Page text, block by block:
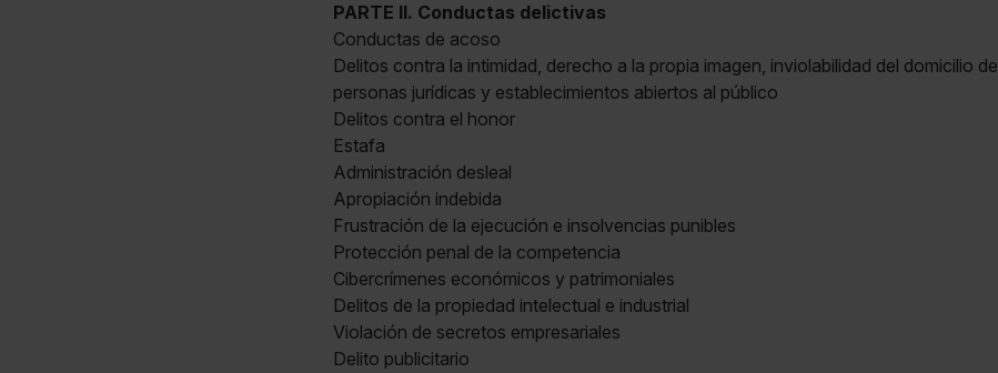
PARTE II. Conductas delictivas
Conductas de acoso
Delitos contra la intimidad, derecho a la propia imagen, inviolabilidad del domicilio de
personas jurídicas y establecimientos abiertos al público
Delitos contra el honor
Estafa
Administración desleal
Apropiación indebida
Frustración de la ejecución e insolvencias punibles
Protección penal de la competencia
Cibercrímenes económicos y patrimoniales
Delitos de la propiedad intelectual e industrial
Violación de secretos empresariales
Delito publicitario